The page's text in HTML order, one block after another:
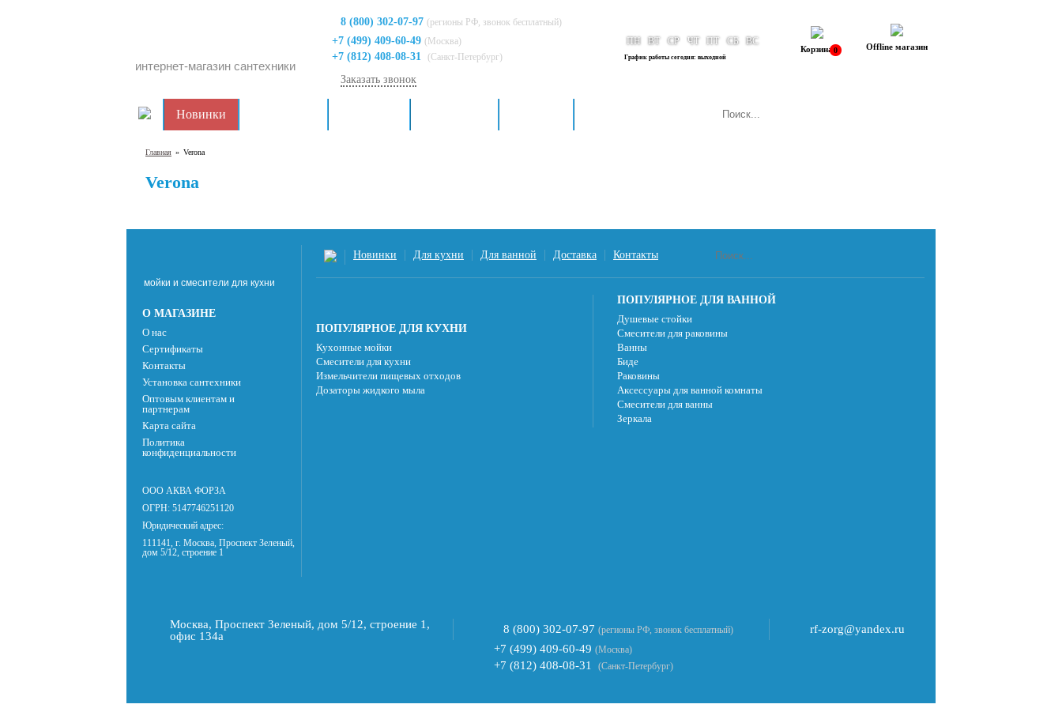
интернет-магазин сантехники
8 (800) 302-07-97 (регионы РФ, звонок бесплатный)
+7 (499) 409-60-49 (Москва)
+7 (812) 408-08-31 (Санкт-Петербург)
Заказать звонок
ПН ВТ СР ЧТ ПТ СБ ВС
График работы сегодня: выходной
0
Корзина Offline магазин
Новинки
Главная » Verona
Verona
мойки и смесители для кухни
О МАГАЗИНЕ
О нас
Сертификаты
Контакты
Установка сантехники
Оптовым клиентам и
партнерам
Карта сайта
Политика
конфиденциальности
ООО АКВА ФОРЗА
ОГРН: 5147746251120
Юридический адрес:
111141, г. Москва, Проспект Зеленый,
дом 5/12, строение 1
Новинки Для кухни Для ванной Доставка Контакты
ПОПУЛЯРНОЕ ДЛЯ КУХНИ
Кухонные мойки
Смесители для кухни
Измельчители пищевых отходов
Дозаторы жидкого мыла
ПОПУЛЯРНОЕ ДЛЯ ВАННОЙ
Душевые стойки
Смесители для раковины
Ванны
Биде
Раковины
Аксессуары для ванной комнаты
Смесители для ванны
Зеркала
Москва, Проспект Зеленый, дом 5/12, строение 1,
офис 134а
8 (800) 302-07-97 (регионы РФ, звонок бесплатный)
+7 (499) 409-60-49 (Москва)
+7 (812) 408-08-31 (Санкт-Петербург)
rf-zorg@yandex.ru